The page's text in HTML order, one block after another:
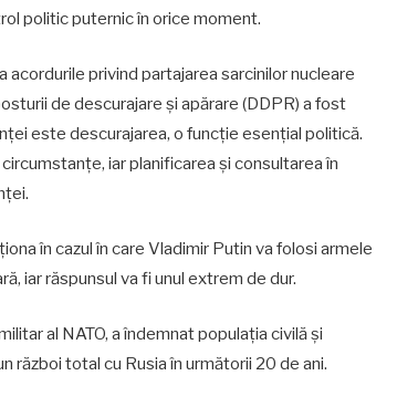
politic puternic în orice moment.
acordurile privind partajarea sarcinilor nucleare
de descurajare și apărare (DDPR) a fost
este descurajarea, o funcție esențial politică.
iar planificarea și consultarea în
în cazul în care Vladimir Putin va folosi armele
iar răspunsul va fi unul extrem de dur.
al NATO, a îndemnat populația civilă și
război total cu Rusia în următorii 20 de ani.